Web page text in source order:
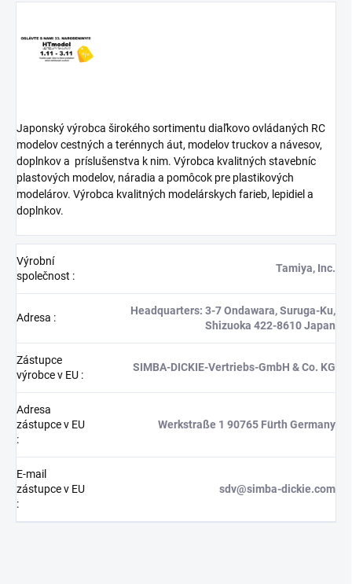
Japonský výrobca širokého sortimentu diaľkovo ovládaných RC
modelov cestných a terénnych áut, modelov truckov a návesov,
doplnkov a príslušenstva k nim. Výrobca kvalitných stavebníc
plastových modelov, náradia a pomôcok pre plastikových
modelárov. Výrobca kvalitných modelárskych farieb, lepidiel a
doplnkov.
Výrobní
společnost :
Tamiya, Inc.
Adresa :
Headquarters: 3-7 Ondawara, Suruga-Ku,
Shizuoka 422-8610 Japan
Zástupce
výrobce v EU :
SIMBA-DICKIE-Vertriebs-GmbH & Co. KG
Adresa
zástupce v EU
:
Werkstraße 1 90765 Fürth Germany
E-mail
zástupce v EU
:
sdv@simba-dickie.com